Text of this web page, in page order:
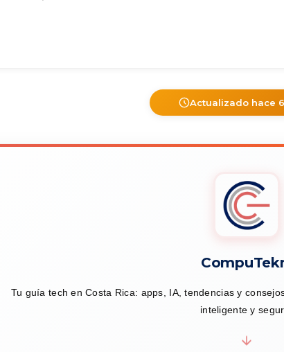
Actualizado hace
Tu guía tech en Costa Rica: apps, IA, tendencias y
inteligente y